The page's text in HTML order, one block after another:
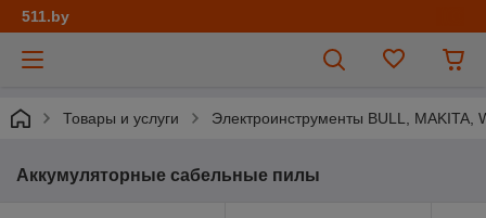
511.by
Товары и услуги Электроинструменты BULL,
Аккумуляторные сабельные пилы